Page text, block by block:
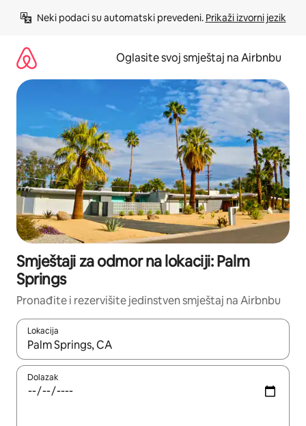
Neki podaci su automatski prevedeni. Prikaži izvorni jezik
Oglasite svoj smještaj na Airbnbu
Smještaji za odmor na lokaciji: Palm
Springs
Pronađite i rezervišite jedinstven smještaj na Airbnbu
Lokacija
Kad rezultati budu dostupni, krećite se gore i dolje pomoću
Dolazak